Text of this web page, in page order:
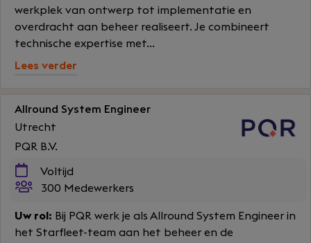
werkplek van ontwerp tot implementatie en
overdracht aan beheer realiseert. Je combineert
technische expertise met...
Lees verder
Allround System Engineer
Utrecht
PQR B.V.
Voltijd
300 Medewerkers
Uw rol: Bij PQR werk je als Allround System Engineer in
het Starfleet-team aan het beheer en de